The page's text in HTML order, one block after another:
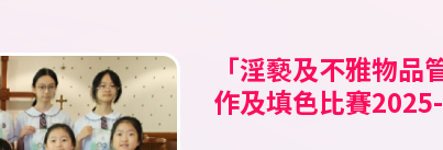
「淫褻及不雅物
作及填色比賽
公民田徑錦標賽
Tell A Tale
Storytelling
「童心共讀國家
科閱讀活動比賽
2026新星啟德盃
霓裳裏的中國 華
香工思高盃小學足
嘉栢理念小學足球
二零二六年香港
馬會學生繪畫比賽
香港青少年田徑
2026新星新春兒
南區小學生五人
第十五屆（2025-
星」才華拓展獎學
《我要讚佢》「
計劃」
聖公會小學第二
比賽
沙田武術錦標賽
沙田武術錦標賽
聖公會小學第二
比賽
愛國共融•彩繪舊
育填色比賽
第十二屆全港小學